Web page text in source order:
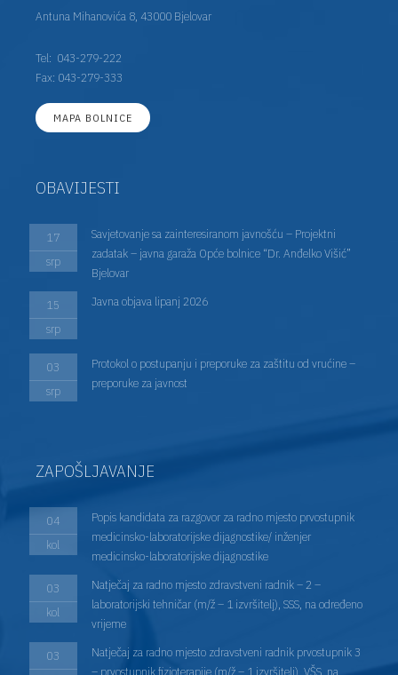
Antuna Mihanovića 8, 43000 Bjelovar
Tel: 043-279-222
Fax: 043-279-333
MAPA BOLNICE
OBAVIJESTI
17
srp
Savjetovanje sa zainteresiranom javnošću – Projektni
zadatak – javna garaža Opće bolnice “Dr. Anđelko Višić”
Bjelovar
15
srp
Javna objava lipanj 2026
03
srp
Protokol o postupanju i preporuke za zaštitu od vrućine –
preporuke za javnost
ZAPOŠLJAVANJE
04
kol
Popis kandidata za razgovor za radno mjesto prvostupnik
medicinsko-laboratorijske dijagnostike/ inženjer
medicinsko-laboratorijske dijagnostike
03
kol
Natječaj za radno mjesto zdravstveni radnik – 2 –
laboratorijski tehničar (m/ž – 1 izvršitelj), SSS, na određeno
vrijeme
03
Natječaj za radno mjesto zdravstveni radnik prvostupnik 3
– prvostupnik fizioterapije (m/ž – 1 izvršitelj), VŠS, na